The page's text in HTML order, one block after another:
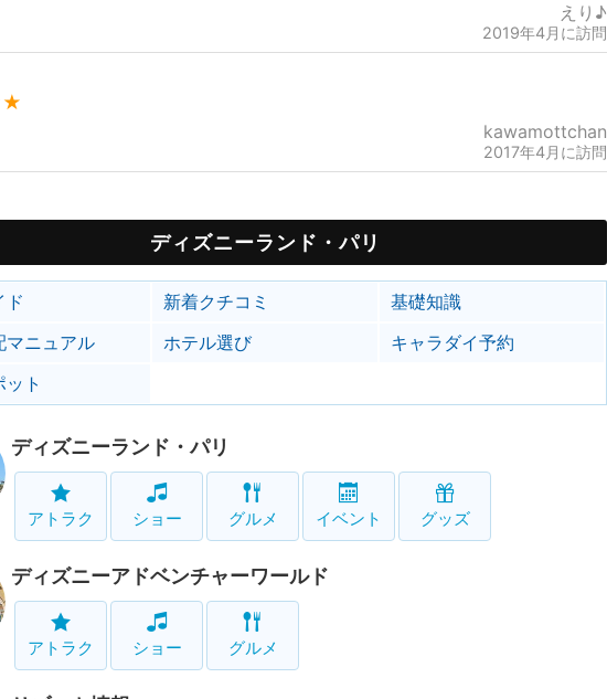
えり♪
2019年4月に訪問
kawamottchan
2017年4月に訪問
ディズニーランド・パリ
ド 新着クチコミ
基礎知識
マニュアル
ホテル選び
キャラダイ予約
ト
ディズニーランド・パリ
アトラク ショー グルメ イベント グッズ
ディズニーアドベンチャーワールド
アトラク ショー グルメ